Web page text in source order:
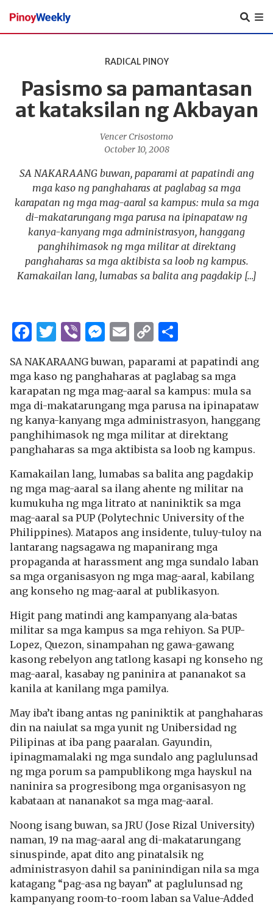
Pinoy
Weekly
RADICAL PINOY
Pasismo sa pamantasan
at kataksilan ng Akbayan
Vencer Crisostomo
October 10, 2008
SA NAKARAANG buwan, paparami at papatindi ang
mga kaso ng panghaharas at paglabag sa mga
karapatan ng mga mag-aaral sa kampus: mula sa mga
di-makatarungang mga parusa na ipinapataw ng
kanya-kanyang mga administrasyon, hanggang
panghihimasok ng mga militar at direktang
panghaharas sa mga aktibista sa loob ng kampus.
Kamakailan lang, lumabas sa balita ang pagdakip […]
Facebook
Twitter
ViberMessenger
Email
Copy
Link
SA NAKARAANG buwan, paparami at papatindi ang
mga kaso ng panghaharas at paglabag sa mga
karapatan ng mga mag-aaral sa kampus: mula sa
mga di-makatarungang mga parusa na ipinapataw
ng kanya-kanyang mga administrasyon, hanggang
panghihimasok ng mga militar at direktang
panghaharas sa mga aktibista sa loob ng kampus.
Kamakailan lang, lumabas sa balita ang pagdakip
ng mga mag-aaral sa ilang ahente ng militar na
kumukuha ng mga litrato at naniniktik sa mga
mag-aaral sa PUP (Polytechnic University of the
Philippines). Matapos ang insidente, tuluy-tuloy na
lantarang nagsagawa ng mapanirang mga
propaganda at harassment ang mga sundalo laban
sa mga organisasyon ng mga mag-aaral, kabilang
ang konseho ng mag-aaral at publikasyon.
Higit pang matindi ang kampanyang ala-batas
militar sa mga kampus sa mga rehiyon. Sa PUP-
Lopez, Quezon, sinampahan ng gawa-gawang
kasong rebelyon ang tatlong kasapi ng konseho ng
mag-aaral, kasabay ng paninira at pananakot sa
kanila at kanilang mga pamilya.
May iba’t ibang antas ng paniniktik at panghaharas
din na naiulat sa mga yunit ng Unibersidad ng
Pilipinas at iba pang paaralan. Gayundin,
ipinagmamalaki ng mga sundalo ang paglulunsad
ng mga porum sa pampublikong mga hayskul na
naninira sa progresibong mga organisasyon ng
kabataan at nananakot sa mga mag-aaral.
Noong isang buwan, sa JRU (Jose Rizal University)
naman, 19 na mag-aaral ang di-makatarungang
sinuspinde, apat dito ang pinatalsik ng
administrasyon dahil sa paninindigan nila sa mga
katagang “pag-asa ng bayan” at paglulunsad ng
kampanyang room-to-room laban sa Value-Added